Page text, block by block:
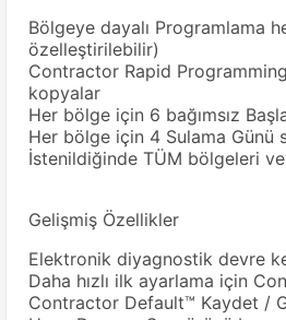
Bölgeye dayalı Programlama
özelleştirilebilir)
Contractor Rapid
kopyalar
Her bölge için 6 bağımsız
Her bölge için 4 Sulama Günü
İstenildiğinde TÜM bölgeleri
Gelişmiş Özellikler
Elektronik diyagnostik devre
Daha hızlı ilk ayarlama için
Contractor Default™ Kaydet /